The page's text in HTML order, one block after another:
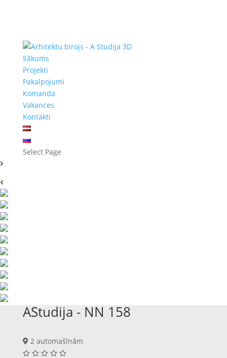
Sākums
Projekti
Pakalpojumi
Komanda
Vakances
Kontakti
Select Page
AStudija - NN 158
2 automašīnām